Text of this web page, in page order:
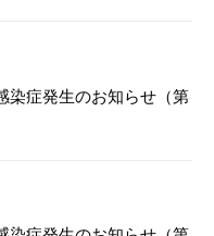
染症発生のお知らせ（第